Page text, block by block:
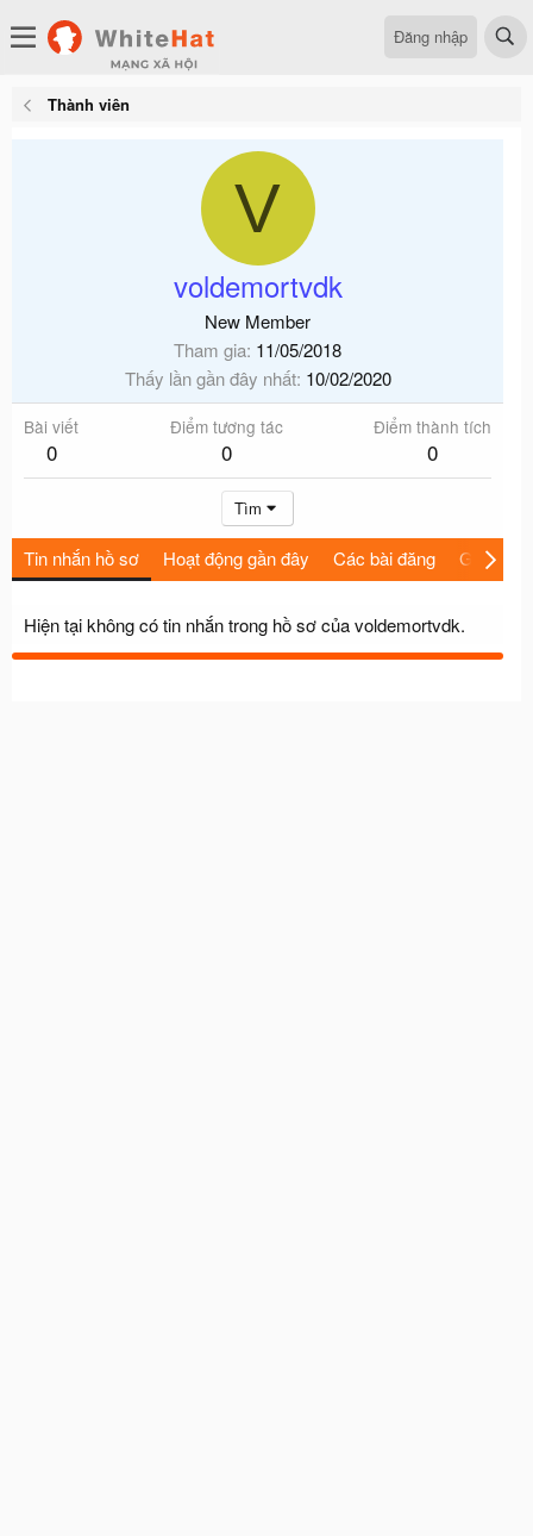
Đăng nhập
Thành viên
V
voldemortvdk
New Member
Tham gia 11/05/2018
Thấy lần gần đây nhất 10/02/2020
Bài viết
0
Điểm tương tác
0
Điểm thành tích
0
Tìm
Tin nhắn hồ sơ Hoạt động gần đây Các bài đăng Giới thiệu
Hiện tại không có tin nhắn trong hồ sơ của voldemortvdk.